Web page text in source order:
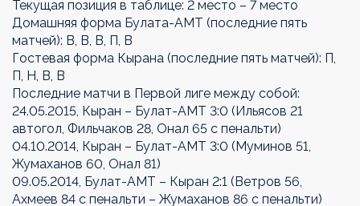
Текущая позиция в таблице: 2 место – 7 место
Домашняя форма Булата-АМТ (последние пять
матчей): В, В, В, П, В
Гостевая форма Кырана (последние пять матчей): П,
П, Н, В, В
Последние матчи в Первой лиге между собой:
24.05.2015, Кыран – Булат-АМТ 3:0 (Ильясов 21
автогол, Фильчаков 28, Онал 65 с пенальти)
04.10.2014, Кыран – Булат-АМТ 3:0 (Муминов 51,
Жумаханов 60, Онал 81)
09.05.2014, Булат-АМТ – Кыран 2:1 (Ветров 56,
Ахмеев 84 с пенальти – Жумаханов 86 с пенальти)